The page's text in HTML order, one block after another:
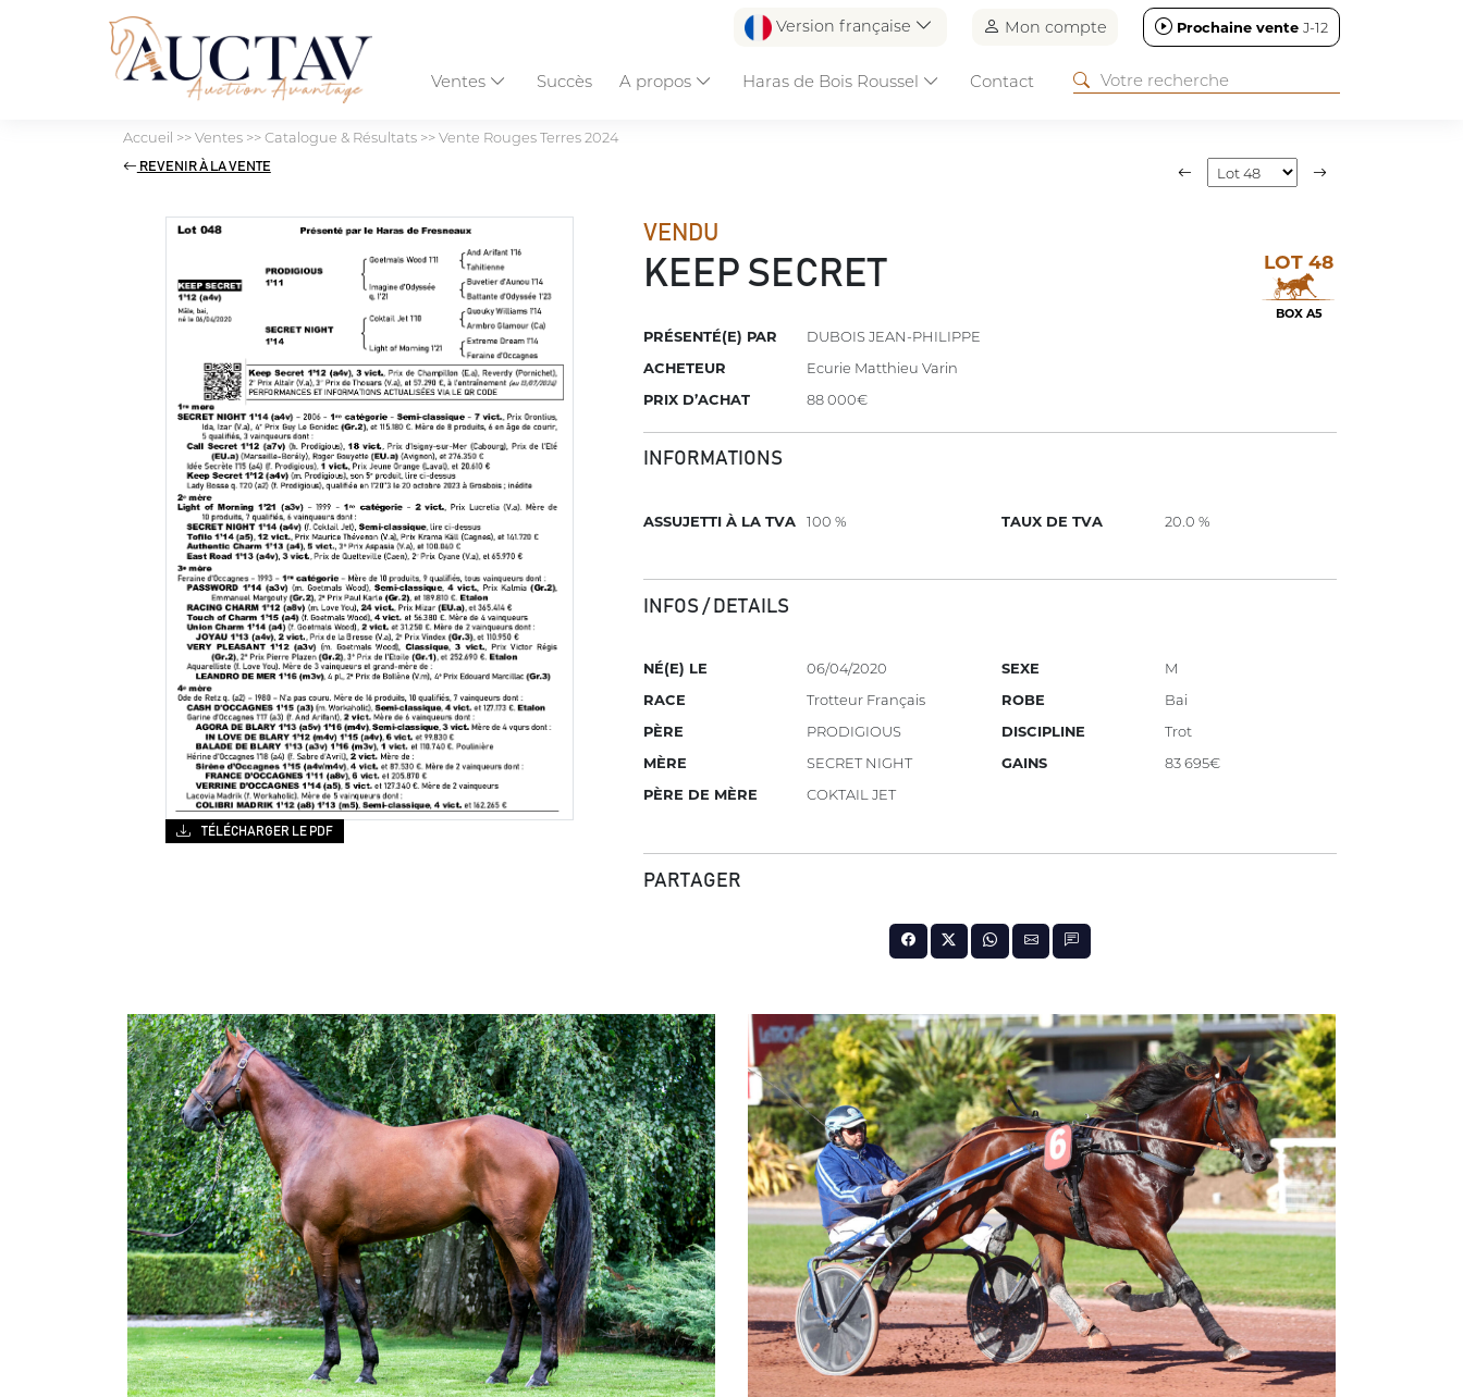
Version française Mon compte Prochaine vente J-12
Ventes Succès A propos Haras de Bois Roussel Contact
Accueil >>Ventes>>Catalogue & Résultats>>Vente Rouges Terres 2024
REVENIR À LA VENTE
VENDU
KEEP SECRET LOT 48
BOX A5
PRÉSENTÉ(E) PAR
DUBOIS JEAN-PHILIPPE
ACHETEUR
Ecurie Matthieu Varin
PRIX D’ACHAT
88 000€
INFORMATIONS
ASSUJETTI À LA TVA 100 % TAUX DE TVA 20.0 %
INFOS / DETAILS
NÉ(E) LE
06/04/2020
RACE
Trotteur Français
PÈRE
PRODIGIOUS
MÈRE
SECRET NIGHT
PÈRE DE MÈRE
COKTAIL JET
SEXE
M
ROBE
Bai
DISCIPLINE
Trot
GAINS
83 695€
PARTAGER
TÉLÉCHARGER LE PDF